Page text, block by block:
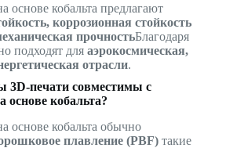
основе кобальта предлагают
коррозионная стойкость
прочностьБлагодаря
подходят для аэрокосмическая,
отрасли.
3D-печати совместимы с
основе кобальта?
основе кобальта обычно
плавление (PBF)такие